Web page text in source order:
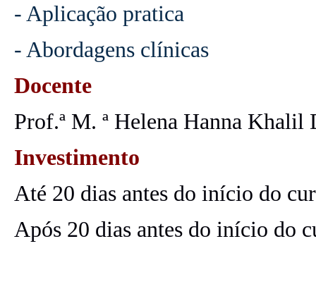
- Aplicação pratica
- Abordagens clínicas
Docente
Prof.ª M. ª Helena Hanna Khalil
Investimento
Até 20 dias antes do início do
Após 20 dias antes do início do